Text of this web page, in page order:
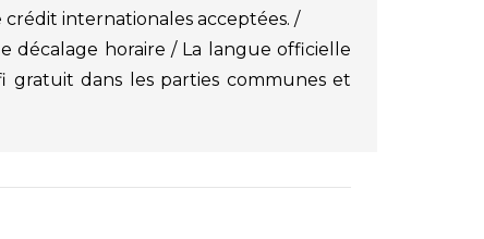
crédit internationales acceptées. /
décalage horaire / La langue officielle
gratuit dans les parties communes et